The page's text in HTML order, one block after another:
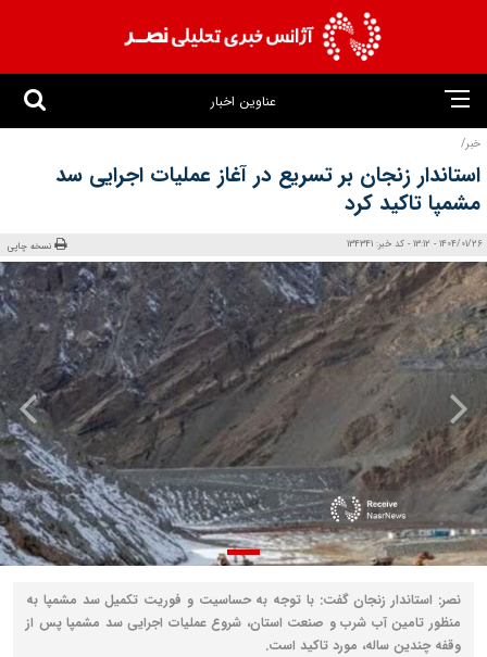
عناوین اخبار
خبر/
استاندار زنجان بر تسریع در آغاز عملیات اجرایی سد
مشمپا تاکید کرد
1404/01/26 - 13:12 - کد خبر: 134341 نسخه چاپی
نصر: استاندار زنجان گفت: با توجه به حساسیت و فوریت تکمیل سد مشمپا به
منظور تامین آب شرب و صنعت استان، شروع عملیات اجرایی سد مشمپا پس از
وقفه چندین ساله، مورد تاکید است.